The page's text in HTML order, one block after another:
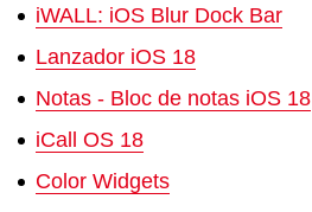
iWALL: iOS Blur Dock Bar
Lanzador iOS 18
Notas - Bloc de notas iOS 18
iCall OS 18
Color Widgets